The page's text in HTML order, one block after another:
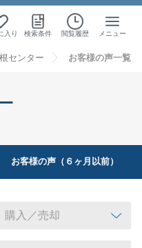
入り 検索条件 閲覧履歴 メニュー
センター お客様の声一覧
お客様の声（６ヶ月以前）